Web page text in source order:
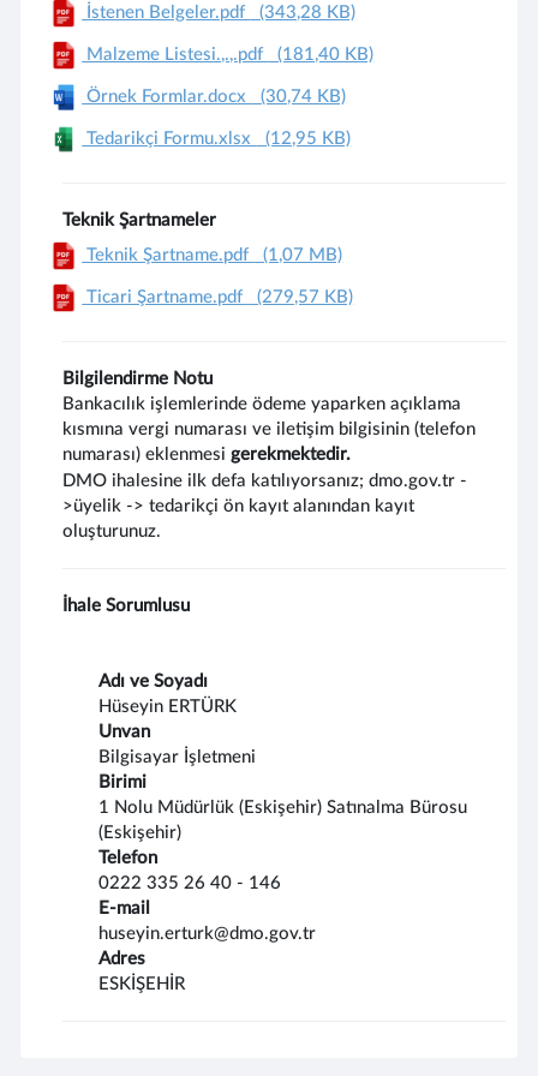
İstenen Belgeler.pdf (343,28 KB)
Malzeme Listesi.,.,.pdf (181,40 KB)
Örnek Formlar.docx (30,74 KB)
Tedarikçi Formu.xlsx (12,95 KB)
Teknik Şartnameler
Teknik Şartname.pdf
(1,07 MB)
Ticari Şartname.pdf (279,57 KB)
Bilgilendirme Notu
Bankacılık işlemlerinde ödeme yaparken açıklama
kısmına vergi numarası ve iletişim bilgisinin (telefon
numarası) eklenmesigerekmektedir.
DMO ihalesine ilk defa katılıyorsanız; dmo.gov.tr -
>üyelik -> tedarikçi ön kayıt alanından kayıt
oluşturunuz.
İhale Sorumlusu
Adı ve Soyadı
Hüseyin ERTÜRK
Unvan
Bilgisayar İşletmeni
Birimi
1 Nolu Müdürlük (Eskişehir) Satınalma Bürosu
(Eskişehir)
Telefon
0222 335 26 40 - 146
E-mail
huseyin.erturk@dmo.gov.tr
Adres
ESKİŞEHİR